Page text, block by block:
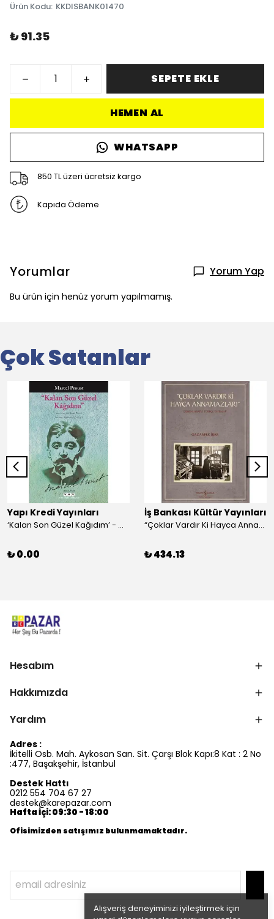
Alışveriş deneyiminizi iyileştirmek için
Ürün Kodu: KKDISBANK01470
₺ 91.35
SEPETE EKLE
HEMEN AL
WHATSAPP
850 TL üzeri ücretsiz kargo
Kapıda Ödeme
Yorumlar Yorum Yap
Bu ürün için henüz yorum yapılmamış.
Çok Satanlar
Yapı Kredi Yayınları
‘Kalan Son Güzel Kağıdım’ - Marcel Proust
₺ 0.00
İş Bankası Kültür Yayınları
“Çoklar Vardır Ki Hayca Annamazlar!” - Gazanfer İbar
₺ 434.13
Hesabım
Hakkımızda
Yardım
Adres :
İkitelli Osb. Mah. Aykosan San. Sit. Çarşı Blok Kapı:8 Kat : 2 No
:477, Başakşehir, İstanbul
Destek Hattı
0212 554 704 67 27
destek@karepazar.com
Hafta İçi: 09:30 - 18:00
Ofisimizden satışımız bulunmamaktadır.